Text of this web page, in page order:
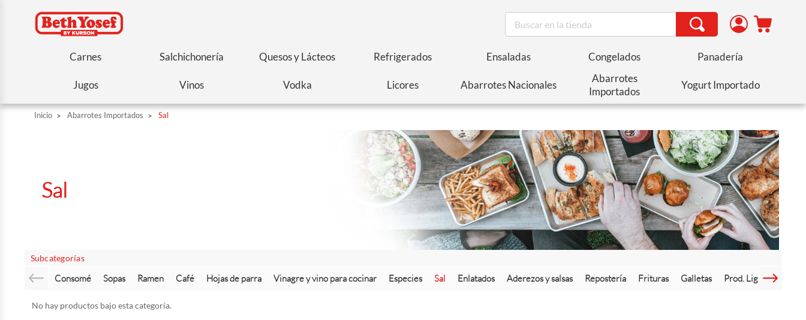
Carnes Salchichonería Quesos y Lácteos Refrigerados Ensaladas Congelados Panadería
Jugos Vinos Vodka Licores Abarrotes Nacionales
Abarrotes
Importados
Yogurt Importado
Inicio Abarrotes Importados Sal
Sal
Subcategorías
Consomé Sopas Ramen Café Hojas de parra Vinagre y vino para cocinar Especies Sal Enlatados Aderezos y salsas Repostería Frituras Galletas Prod. Light Leche
No hay productos bajo esta categoría.